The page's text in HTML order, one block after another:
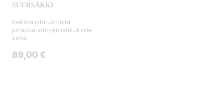
SUURSÄKKI
Kekkilä istutusmulta
pihapuutarhojen istutuksille
sekä...
Hinta
89,00 €